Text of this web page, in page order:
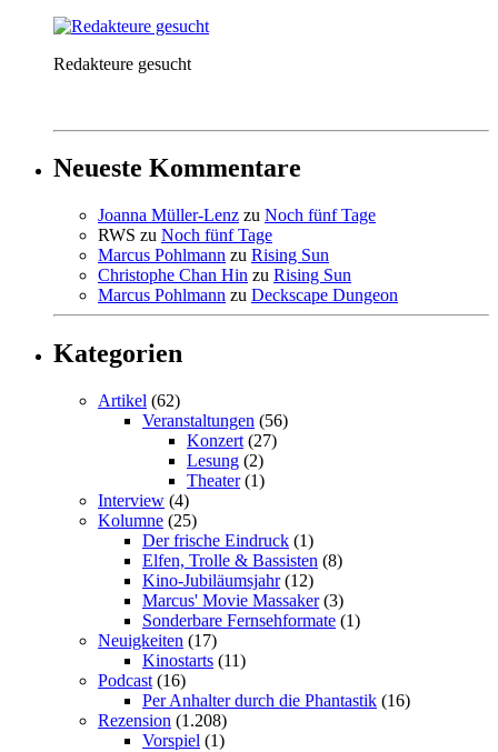
Redakteure gesucht
Neueste Kommentare
Joanna Müller-Lenz zu Noch fünf Tage
RWS zu Noch fünf Tage
Marcus Pohlmann zu Rising Sun
Christophe Chan Hin zu Rising Sun
Marcus Pohlmann zu Deckscape Dungeon
Kategorien
Artikel (62)
Veranstaltungen (56)
Konzert (27)
Lesung (2)
Theater(1)
Interview (4)
Kolumne (25)
Der frische Eindruck (1)
Elfen, Trolle & Bassisten (8)
Kino-Jubiläumsjahr(12)
Marcus' Movie Massaker(3)
Sonderbare Fernsehformate (1)
Neuigkeiten (17)
Kinostarts (11)
Podcast (16)
Per Anhalter durch die Phantastik (16)
Rezension (1.208)
Vorspiel (1)